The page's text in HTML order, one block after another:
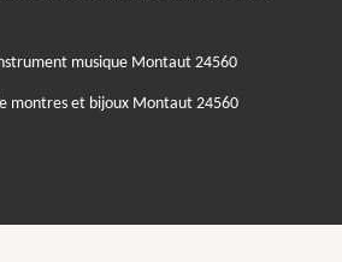
musique Montaut 24560
montres et bijoux Montaut 24560